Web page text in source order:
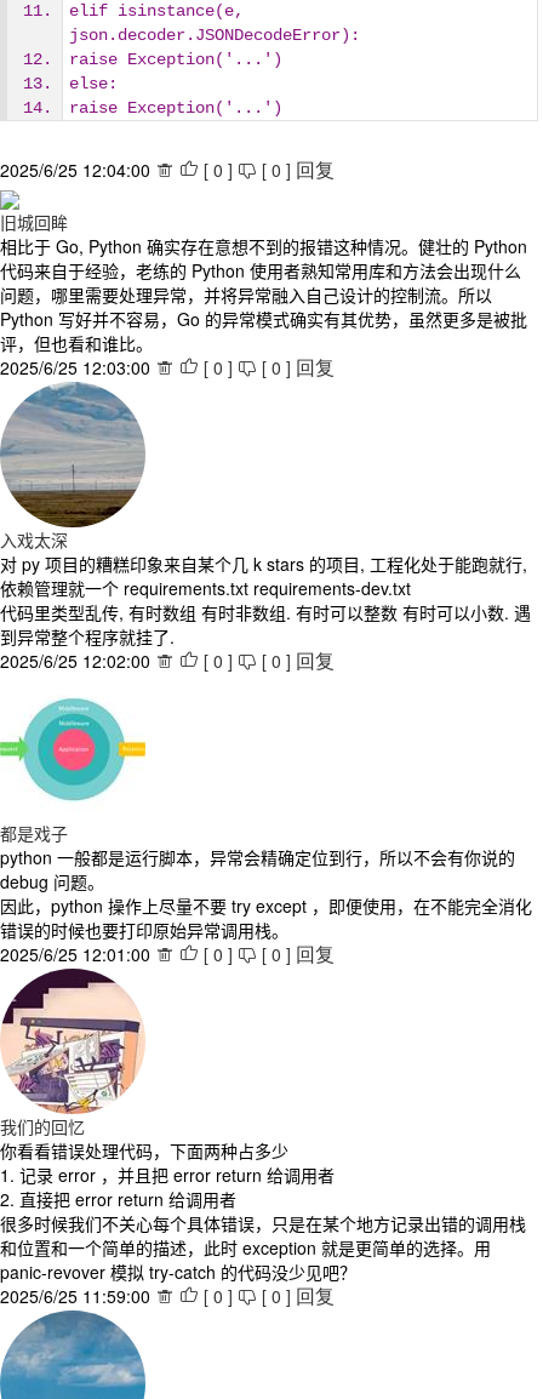
elif isinstance(e,
json.decoder.JSONDecodeError):
raise Exception('...')
else:
raise Exception('...')
2025/6/25 12:04:00   [ 0 ]  [ 0 ] 回复
旧城回眸
相比于 Go, Python 确实存在意想不到的报错这种情况。健壮的 Python
代码来自于经验，老练的 Python 使用者熟知常用库和方法会出现什么
问题，哪里需要处理异常，并将异常融入自己设计的控制流。所以
Python 写好并不容易，Go 的异常模式确实有其优势，虽然更多是被批
评，但也看和谁比。
2025/6/25 12:03:00   [ 0 ]  [ 0 ] 回复
入戏太深
对 py 项目的糟糕印象来自某个几 k stars 的项目, 工程化处于能跑就行,
依赖管理就一个 requirements.txt requirements-dev.txt
代码里类型乱传, 有时数组 有时非数组. 有时可以整数 有时可以小数. 遇
到异常整个程序就挂了.
2025/6/25 12:02:00   [ 0 ]  [ 0 ] 回复
都是戏子
python 一般都是运行脚本，异常会精确定位到行，所以不会有你说的
debug 问题。
因此，python 操作上尽量不要 try except ，即便使用，在不能完全消化
错误的时候也要打印原始异常调用栈。
2025/6/25 12:01:00   [ 0 ]  [ 0 ] 回复
我们的回忆
你看看错误处理代码，下面两种占多少
1. 记录 error ，并且把 error return 给调用者
2. 直接把 error return 给调用者
很多时候我们不关心每个具体错误，只是在某个地方记录出错的调用栈
和位置和一个简单的描述，此时 exception 就是更简单的选择。用
panic-revover 模拟 try-catch 的代码没少见吧？
2025/6/25 11:59:00   [ 0 ]  [ 0 ] 回复